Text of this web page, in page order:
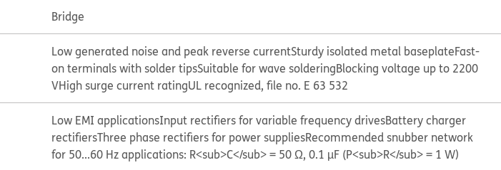
Bridge
Low generated noise and peak reverse currentSturdy isolated metal baseplateFast-
on terminals with solder tipsSuitable for wave solderingBlocking voltage up to 2200
VHigh surge current ratingUL recognized, file no. E 63 532
Low EMI applicationsInput rectifiers for variable frequency drivesBattery charger
rectifiersThree phase rectifiers for power suppliesRecommended snubber network
for 50...60 Hz applications: R<sub>C</sub> = 50 Ω, 0.1 µF (P<sub>R</sub> = 1 W)